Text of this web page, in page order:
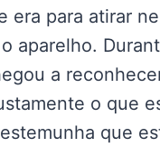
era para atirar
aparelho.
a
o que
que